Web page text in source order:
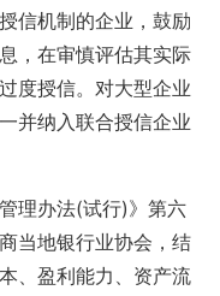
信机制的企业，鼓励
，在审慎评估其实际
度授信。对大型企业
并纳入联合授信企业
理办法(试行)》第六
当地银行业协会，结
、盈利能力、资产流